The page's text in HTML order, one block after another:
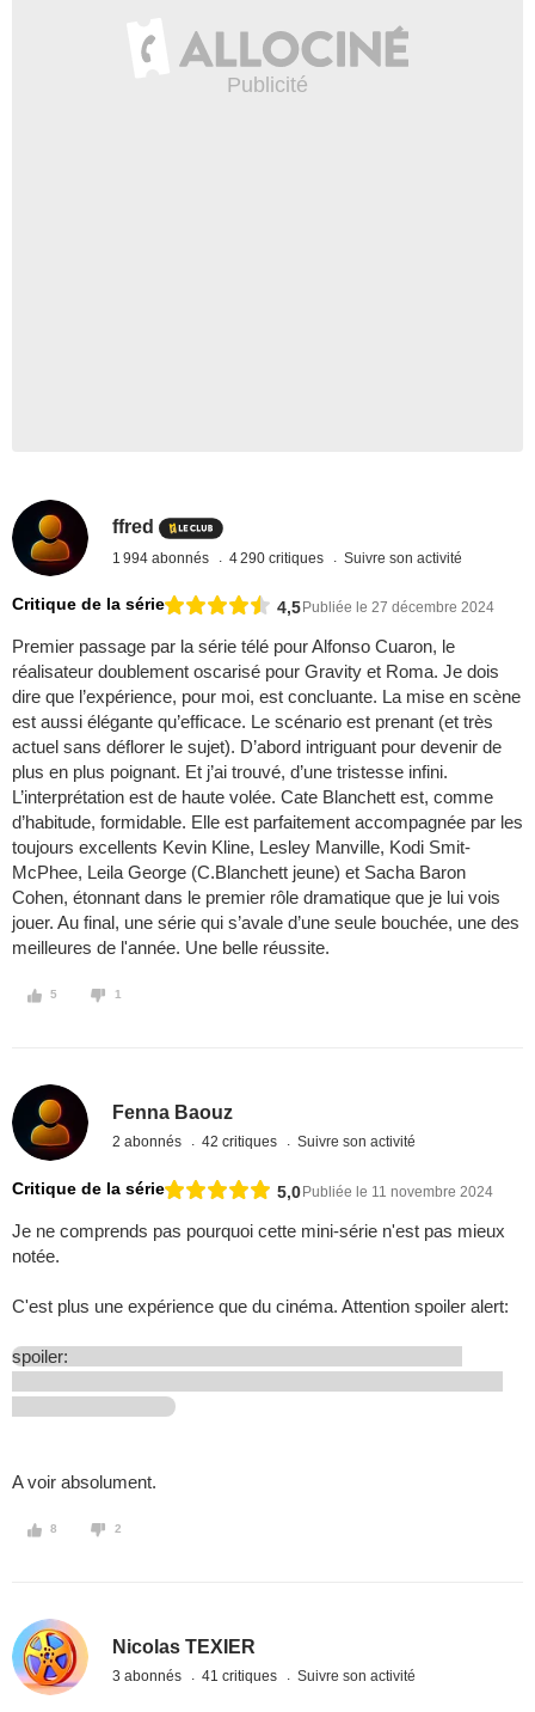
ffred
1 994 abonnés 4 290 critiques Suivre son activité
Critique de la série 4,5Publiée le 27 décembre 2024
Premier passage par la série télé pour Alfonso Cuaron, le
réalisateur doublement oscarisé pour Gravity et Roma. Je dois
dire que l’expérience, pour moi, est concluante. La mise en scène
est aussi élégante qu’efficace. Le scénario est prenant (et très
actuel sans déflorer le sujet). D’abord intriguant pour devenir de
plus en plus poignant. Et j’ai trouvé, d’une tristesse infini.
L’interprétation est de haute volée. Cate Blanchett est, comme
d’habitude, formidable. Elle est parfaitement accompagnée par les
toujours excellents Kevin Kline, Lesley Manville, Kodi Smit-
McPhee, Leila George (C.Blanchett jeune) et Sacha Baron
Cohen, étonnant dans le premier rôle dramatique que je lui vois
jouer. Au final, une série qui s’avale d’une seule bouchée, une des
meilleures de l'année. Une belle réussite.
5 1
Fenna Baouz
2 abonnés 42 critiques Suivre son activité
Critique de la série 5,0Publiée le 11 novembre 2024
Je ne comprends pas pourquoi cette mini-série n'est pas mieux
notée.
C'est plus une expérience que du cinéma. Attention spoiler alert:
spoiler:
A voir absolument.
8 2
Nicolas TEXIER
3 abonnés 41 critiques Suivre son activité